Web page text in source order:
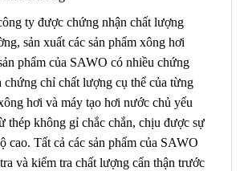
ty được chứng nhận chất lượng
sản xuất các sản phẩm xông hơi
phẩm của SAWO có nhiều chứng
chứng chỉ chất lượng cụ thể của từng
hơi và máy tạo hơi nước chủ yếu
​​thép không gỉ chắc chắn, chịu được sự
cao. Tất cả các sản phẩm của SAWO
và kiểm tra chất lượng cẩn thận trước